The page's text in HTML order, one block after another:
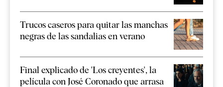
Trucos caseros para quitar las manchas
negras de las sandalias en verano
Final explicado de 'Los creyentes', la
película con José Coronado que arrasa